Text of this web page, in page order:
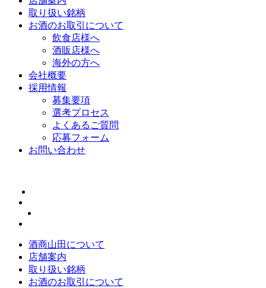
取り扱い銘柄
お酒のお取引について
飲食店様へ
酒販店様へ
海外の方へ
会社概要
採用情報
募集要項
選考プロセス
よくあるご質問
応募フォーム
お問い合わせ
酒商山田について
店舗案内
取り扱い銘柄
お酒のお取引について